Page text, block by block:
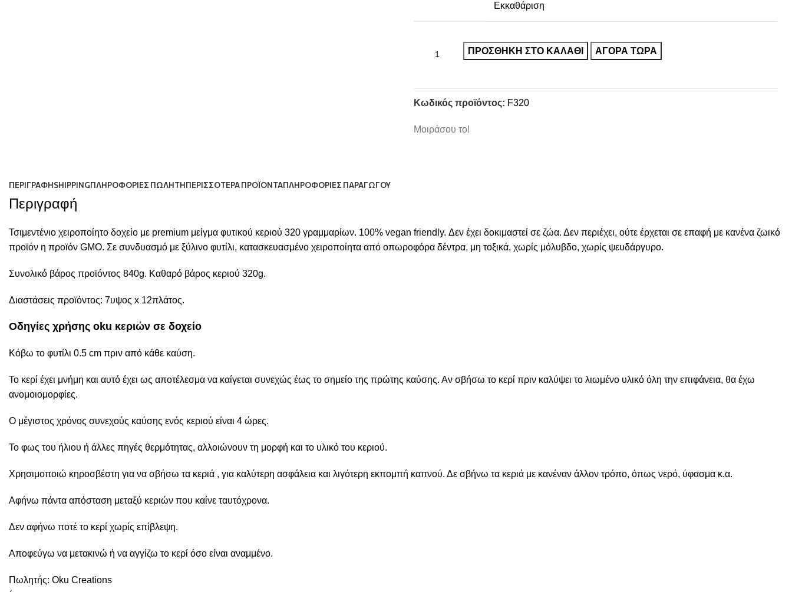
Εκκαθάριση
ΠΡΟΣΘΉΚΗ ΣΤΟ ΚΑΛΆΘΙ ΑΓΟΡΑ ΤΩΡΑ
Κωδικός προϊόντος: F320
Μοιράσου το!
ΠΕΡΙΓΡΑΦΉSHIPPINGΠΛΗΡΟΦΟΡΊΕΣ ΠΩΛΗΤΉΠΕΡΙΣΣΌΤΕΡΑ ΠΡΟΪΌΝΤΑΠΛΗΡΟΦΟΡΙΕΣ ΠΑΡΑΓΩΓΟΥ
Περιγραφή
Τσιμεντένιο χειροποίητο δοχείο με premium μείγμα φυτικού κεριού 320 γραμμαρίων. 100% vegan friendly. Δεν έχει δοκιμαστεί σε ζώα. Δεν περιέχει, ούτε έρχεται σε επαφή με κανένα ζωικό
προϊόν η προϊόν GMO. Σε συνδυασμό με ξύλινο φυτίλι, κατασκευασμένο χειροποίητα από οπωροφόρα δέντρα, μη τοξικά, χωρίς μόλυβδο, χωρίς ψευδάργυρο.
Συνολικό βάρος προϊόντος 840g. Καθαρό βάρος κεριού 320g.
Διαστάσεις προϊόντος: 7υψος x 12πλάτος.
Οδηγίες χρήσης oku κεριών σε δοχείο
Κόβω το φυτίλι 0.5 cm πριν από κάθε καύση.
Το κερί έχει μνήμη και αυτό έχει ως αποτέλεσμα να καίγεται συνεχώς έως το σημείο της πρώτης καύσης. Αν σβήσω το κερί πριν καλύψει το λιωμένο υλικό όλη την επιφάνεια, θα έχω
ανομοιομορφίες.
Ο μέγιστος χρόνος συνεχούς καύσης ενός κεριού είναι 4 ώρες.
Το φως του ήλιου ή άλλες πηγές θερμότητας, αλλοιώνουν τη μορφή και το υλικό του κεριού.
Χρησιμοποιώ κηροσβέστη για να σβήσω τα κεριά , για καλύτερη ασφάλεια και λιγότερη εκπομπή καπνού. Δε σβήνω τα κεριά με κανέναν άλλον τρόπο, όπως νερό, ύφασμα κ.α.
Αφήνω πάντα απόσταση μεταξύ κεριών που καίνε ταυτόχρονα.
Δεν αφήνω ποτέ το κερί χωρίς επίβλεψη.
Αποφεύγω να μετακινώ ή να αγγίζω το κερί όσο είναι αναμμένο.
Πωλητής: Oku Creations